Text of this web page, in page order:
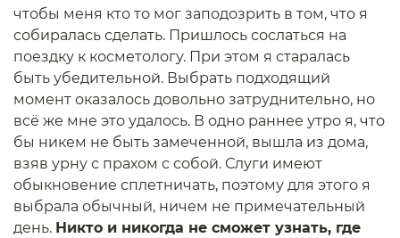
чтобы меня кто то мог заподозрить в том, что я
собиралась сделать. Пришлось сослаться на
поездку к косметологу. При этом я старалась
быть убедительной. Выбрать подходящий
момент оказалось довольно затруднительно, но
всё же мне это удалось. В одно раннее утро я, что
бы никем не быть замеченной, вышла из дома,
взяв урну с прахом с собой. Слуги имеют
обыкновение сплетничать, поэтому для этого я
выбрала обычный, ничем не примечательный
день. Никто и никогда не сможет узнать, где